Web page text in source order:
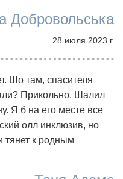
Добровольська
28 июля 2023 г.
Шо там, спасителя
Прикольно. Шалил
Я б на его месте все
олл инклюзив, но
тянет к родным